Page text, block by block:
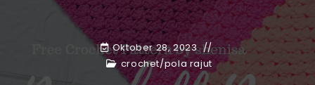
Oktober 28, 2023
crochet/pola rajut